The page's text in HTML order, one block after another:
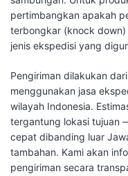
pertimbangkan apakah
terbongkar (knock
jenis ekspedisi yang
Pengiriman dilakukan
menggunakan jasa
wilayah Indonesia.
tergantung lokasi tujuan
cepat dibanding luar
tambahan. Kami akan
pengiriman secara